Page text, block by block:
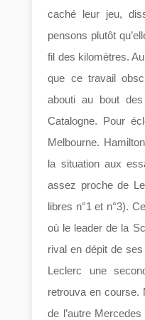
caché leur jeu,
pensons plutôt
fil des kilomètres.
que ce travail
abouti au bout
Catalogne. Pour
Melbourne.
la situation aux
assez proche de
libres n°1 et n°3).
où le leader de la
rival en dépit de
Leclerc une
retrouva en course.
de l’autre